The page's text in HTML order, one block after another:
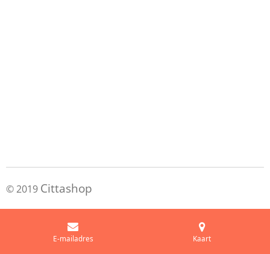
© 2019 Cittashop
E-mailadres Kaart